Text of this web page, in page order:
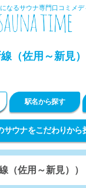
なるサウナ専門口コミメデ
（佐用～新見
駅名から探す
サウナをこだわりから